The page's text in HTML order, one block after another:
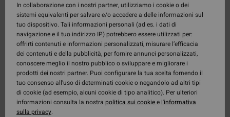
In collaborazione con i nostri partner, utilizziamo i cookie o dei
sistemi equivalenti per salvare e/o accedere a delle informazioni sul
tuo dispositivo. Tali informazioni personali (ad es. i dati di
navigazione e il tuo indirizzo IP) potrebbero essere utilizzati per:
offrirti contenuti e informazioni personalizzati, misurare l’efficacia
dei contenuti e della pubblicità, per fornire annunci personalizzati,
conoscere meglio il nostro pubblico o sviluppare e migliorare i
prodotti dei nostri partner. Puoi configurare la tua scelta fornendo il
tuo consenso all’uso di determinati cookie o negandolo ad altri tipi
di cookie (ad esempio, alcuni cookie di tipo analitico). Per ulteriori
informazioni consulta la nostra politica sui cookiee l'informativa
sulla privacy.